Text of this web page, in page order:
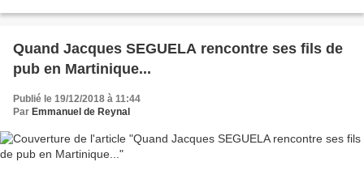
Quand Jacques SEGUELA rencontre ses fils de
pub en Martinique...
Publié le 19/12/2018 à 11:44
Par Emmanuel de Reynal